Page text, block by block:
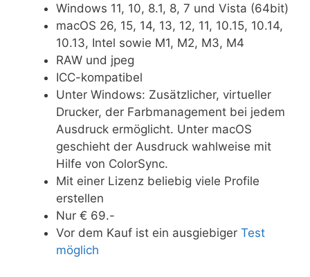
Windows 11, 10, 8.1, 8, 7 und Vista (64bit)
macOS 26, 15, 14, 13, 12, 11, 10.15, 10.14,
10.13, Intel sowie M1, M2, M3, M4
RAW und jpeg
ICC-kompatibel
Unter Windows: Zusätzlicher, virtueller
Drucker, der Farbmanagement bei jedem
Ausdruck ermöglicht. Unter macOS
geschieht der Ausdruck wahlweise mit
Hilfe von ColorSync.
Mit einer Lizenz beliebig viele Profile
erstellen
Nur € 69.-
Vor dem Kauf ist ein ausgiebiger Test
möglich